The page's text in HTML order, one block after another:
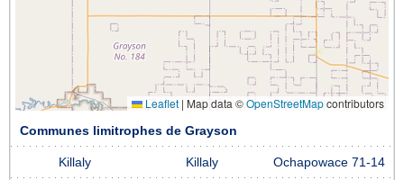
Leaflet | Map data ©OpenStreetMapcontributors
Communes limitrophes de Grayson
Killaly Killaly Ochapowace 71-14